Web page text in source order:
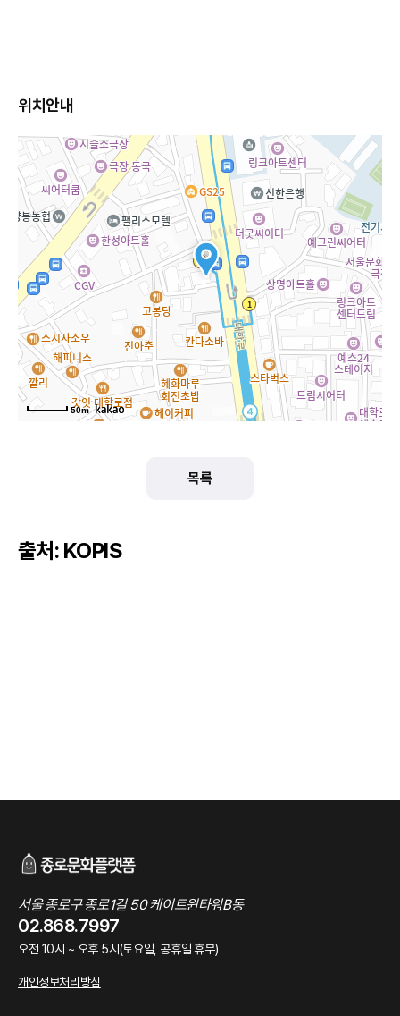
위치안내
50m
목록
출처: KOPIS
서울 종로구 종로1길 50 케이트윈타워B동
02.868.7997
오전 10시 ~ 오후 5시(토요일, 공휴일 휴무)
개인정보처리방침